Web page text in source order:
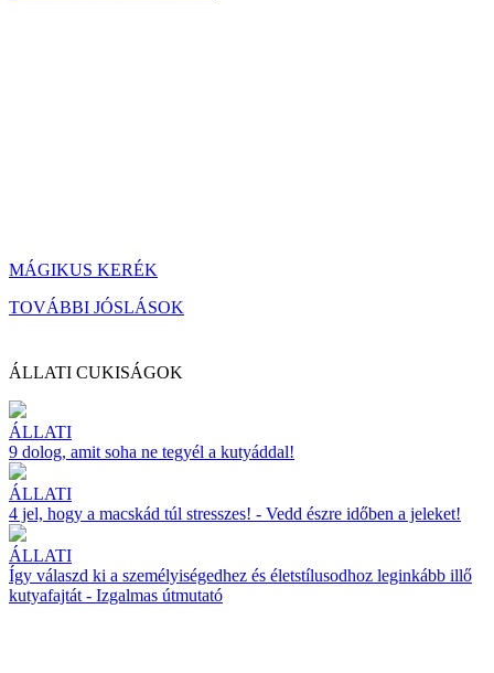
MÁGIKUS KERÉK
TOVÁBBI JÓSLÁSOK
ÁLLATI CUKISÁGOK
ÁLLATI
9 dolog, amit soha ne tegyél a kutyáddal!
ÁLLATI
4 jel, hogy a macskád túl stresszes! - Vedd észre időben a jeleket!
ÁLLATI
Így válaszd ki a személyiségedhez és életstílusodhoz leginkább illő
kutyafajtát - Izgalmas útmutató